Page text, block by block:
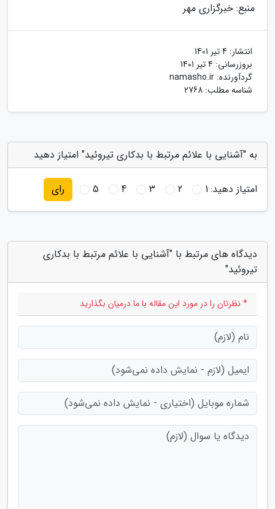
منبع: خبرگزاری مهر
انتشار: 4 تیر 1401
بروزرسانی: 4 تیر 1401
گردآورنده: namasho.ir
شناسه مطلب: 2768
به "آشنایی با علائم مرتبط با بدکاری تیروئید" امتیاز دهید
امتیاز دهید:1
2
3
4
5 رای
دیدگاه های مرتبط با "آشنایی با علائم مرتبط با بدکاری
تیروئید"
* نظرتان را در مورد این مقاله با ما درمیان بگذارید